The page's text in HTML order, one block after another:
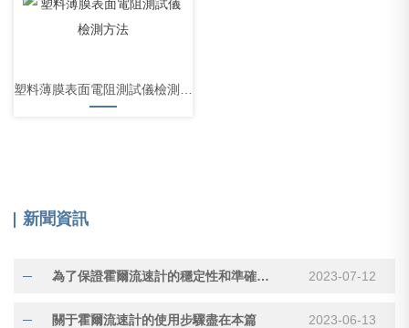
新聞資訊
為了保證霍爾流速計的穩定性和準確性有必要進行定期的維護保養 2023-07-12
關于霍爾流速計的使用步驟盡在本篇 2023-06-13